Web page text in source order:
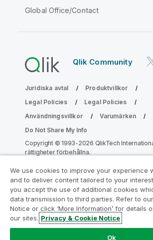
Global Office/Contact
Qlik Community
Juridiska avtal
Produktvillkor
Legal Policies
Legal Policies
Användningsvillkor
Varumärken
Do Not Share My Info
Copyright © 1993-2026 QlikTech
rättigheter förbehållna.
Gå med i programmet
Modernization
Modernisera utan att kompromissa med
QlikView-appar med programmet för
We use cookies to improve your experience
and to deliver content tailored to your
you accept the use of additional cookies
data transmission to third parties. Refer to
Notice or click ‘More Information’ for details
our sites. Privacy & Cookie Notice
Ok